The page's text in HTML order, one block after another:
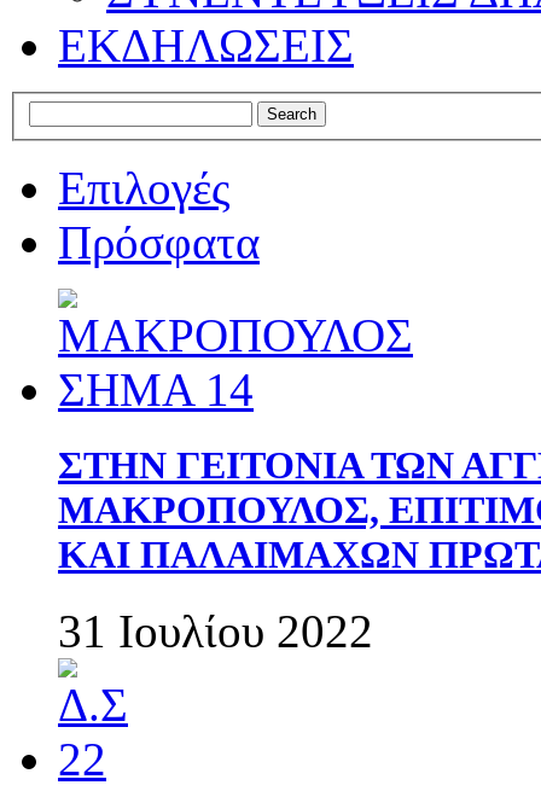
ΕΚΔΗΛΩΣΕΙΣ
Επιλογές
Πρόσφατα
ΣΤΗΝ ΓΕΙΤΟΝΙΑ ΤΩΝ
ΜΑΚΡΟΠΟΥΛΟΣ,
ΚΑΙ ΠΑΛΑΙΜΑΧΩΝ
31 Ιουλίου 2022